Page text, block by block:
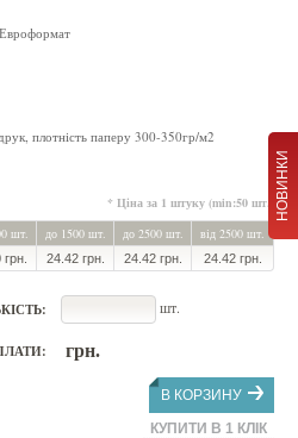
НОВИНКИ
плотність паперу 300-350гр/м2
* Ціна за 1 штуку (min:50 шт.)
шт. до 1500 шт. до 2500 шт. від 2500 шт.
24.42 грн. 24.42 грн. 24.42 грн.
шт.
грн.
В КОРЗИНУ
КУПИТИ В 1 КЛІК